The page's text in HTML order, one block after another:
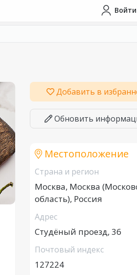
Войти
Добавить в
Обновить
Местоположение
Страна и регион
Москва, Москва
область), Россия
Адрес
Студёный проезд, 36
Почтовый индекс
127224